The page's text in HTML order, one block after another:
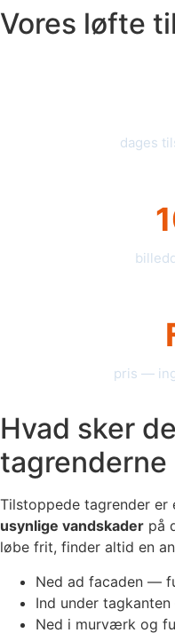
Vores løfte
dages
pris —
Hvad sker
tagrenderne
Tilstoppede tagrender er
usynlige vandskader på
løbe frit, finder altid en
Ned ad facaden —
Ind under
Ned i murværk og